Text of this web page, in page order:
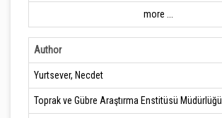
more ...
Author
Yurtsever, Necdet
Toprak ve Gübre Araştırma Enstitüsü Müdürlüğü